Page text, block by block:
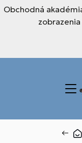
Obchodná